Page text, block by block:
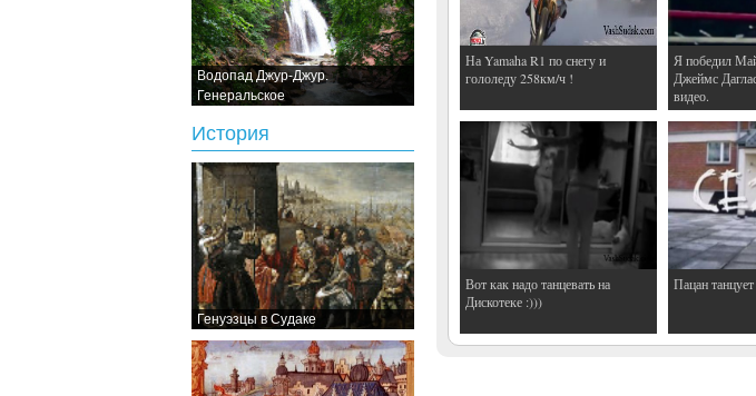
Водопад Джур-Джур.
Генеральское
История
Генуэзцы в Судаке
На Yamaha R1 по снегу и
гололеду 258км/ч !
Я победил
Джеймс
видео.
Вот как надо танцевать на
Дискотеке :)))
Пацан